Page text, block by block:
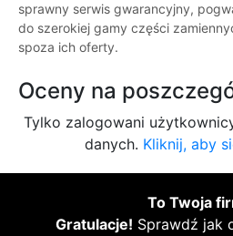
sprawny serwis gwarancyjny,
do szerokiej gamy części
spoza ich oferty.
Oceny na
Tylko zalogowani
danych. Kliknij, aby
To Twoja
Gratulacje! Sprawdź jak